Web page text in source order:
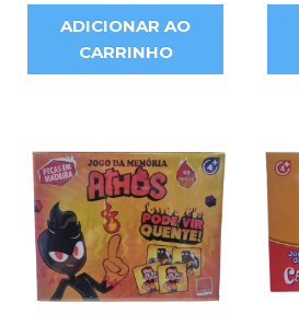
ADICIONAR AO
CARRINHO